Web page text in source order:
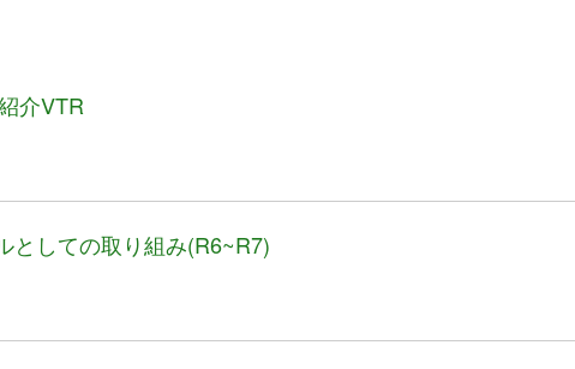
介VTR
としての取り組み(R6~R7)